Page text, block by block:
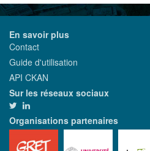
En savoir plus
Contact
Guide d'utilisation
API CKAN
Sur les réseaux sociaux
Organisations partenaires